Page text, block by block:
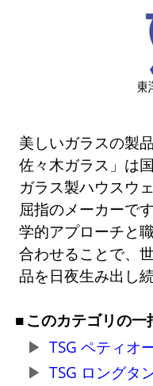
美しいガラスの製
佐々木ガラス」は
ガラス製ハウスウ
屈指のメーカーで
学的アプローチと
合わせることで、
品を日夜生み出し
このカテゴリの一
TSG ペティオ
TSG ロングタ